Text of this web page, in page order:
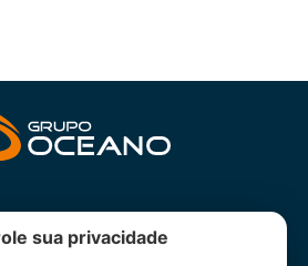
INSTITUCIONAL
sua privacidade